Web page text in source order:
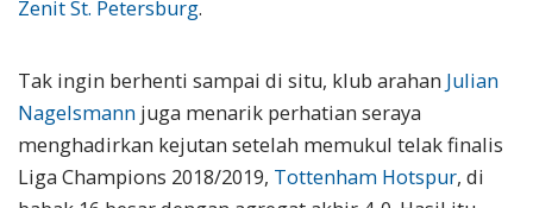
Zenit St. Petersburg.
Tak ingin berhenti sampai di situ, klub arahan Julian
Nagelsmann juga menarik perhatian seraya
menghadirkan kejutan setelah memukul telak finalis
Liga Champions 2018/2019, Tottenham Hotspur, di